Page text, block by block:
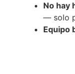
No hay
— solo
Equipo